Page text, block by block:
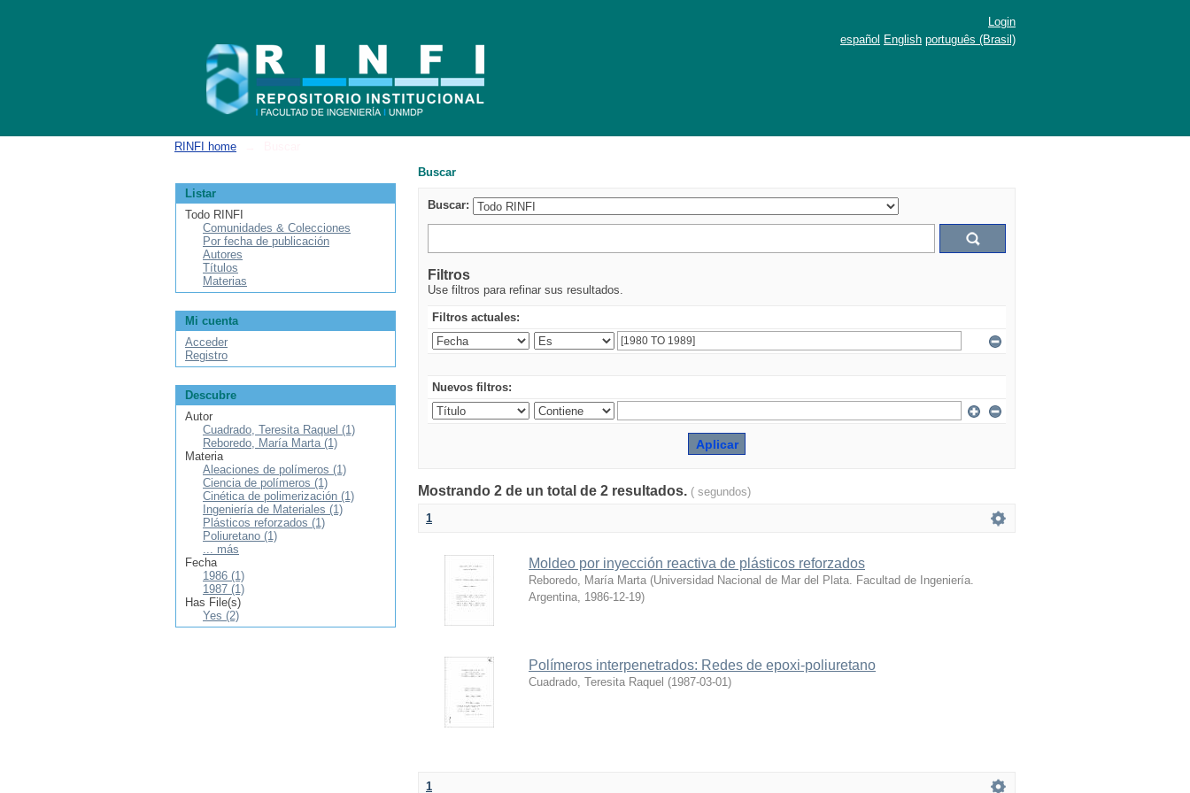
Login
español English português (Brasil)
RINFI home
Buscar
Buscar:
Filtros
Use filtros para refinar sus resultados.
Filtros actuales:
Nuevos filtros:
Mostrando 2 de un total de 2 resultados. ( segundos)
1
Moldeo por inyección reactiva de plásticos reforzados
Reboredo, María Marta (Universidad Nacional de Mar del Plata. Facultad de Ingeniería.
Argentina, 1986-12-19)
Polímeros interpenetrados: Redes de epoxi-poliuretano
Cuadrado, Teresita Raquel (1987-03-01)
1
Listar
Todo RINFI
Comunidades & Colecciones
Por fecha de publicación
Autores
Títulos
Materias
Mi cuenta
Acceder
Registro
Descubre
Autor
Cuadrado, Teresita Raquel (1)
Reboredo, María Marta (1)
Materia
Aleaciones de polímeros (1)
Ciencia de polímeros (1)
Cinética de polimerización (1)
Ingeniería de Materiales (1)
Plásticos reforzados (1)
Poliuretano (1)
... más
Fecha
1986 (1)
1987 (1)
Has File(s)
Yes (2)